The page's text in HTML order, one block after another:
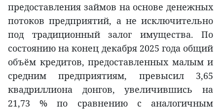
предоставления займов на основе денежных
потоков предприятий, а не исключительно
под традиционный залог имущества. По
состоянию на конец декабря 2025 года общий
объём кредитов, предоставленных малым и
средним предприятиям, превысил 3,65
квадриллиона донгов, увеличившись на
21,73 % по сравнению с аналогичным